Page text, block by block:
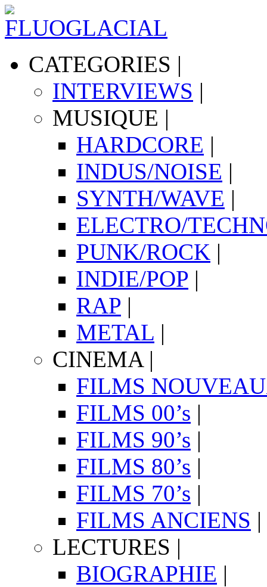
CATEGORIES |
INTERVIEWS |
MUSIQUE |
HARDCORE |
INDUS/NOISE |
SYNTH/WAVE |
ELECTRO/
PUNK/ROCK |
INDIE/POP |
RAP |
METAL |
CINEMA|
FILMS
FILMS 00’s |
FILMS 90’s |
FILMS 80’s |
FILMS 70’s |
FILMS ANCIENS |
LECTURES |
BIOGRAPHIE |